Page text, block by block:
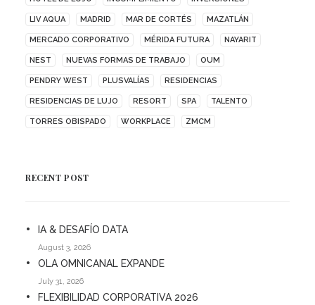
LIV AQUA MADRID MAR DE CORTÉS MAZATLÁN
MERCADO CORPORATIVO MÉRIDA FUTURA NAYARIT
NEST NUEVAS FORMAS DE TRABAJO OUM
PENDRY WEST PLUSVALÍAS RESIDENCIAS
RESIDENCIAS DE LUJO RESORT SPA TALENTO
TORRES OBISPADO WORKPLACE ZMCM
RECENT POST
IA & DESAFÍO DATA
August 3, 2026
OLA OMNICANAL EXPANDE
July 31, 2026
FLEXIBILIDAD CORPORATIVA 2026